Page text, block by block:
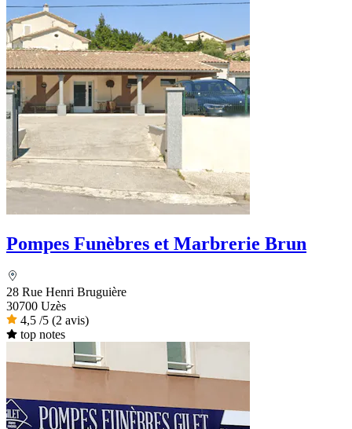
Pompes Funèbres et Marbrerie Brun
28 Rue Henri Bruguière
30700 Uzès
4,5 /5 (2 avis)
top notes